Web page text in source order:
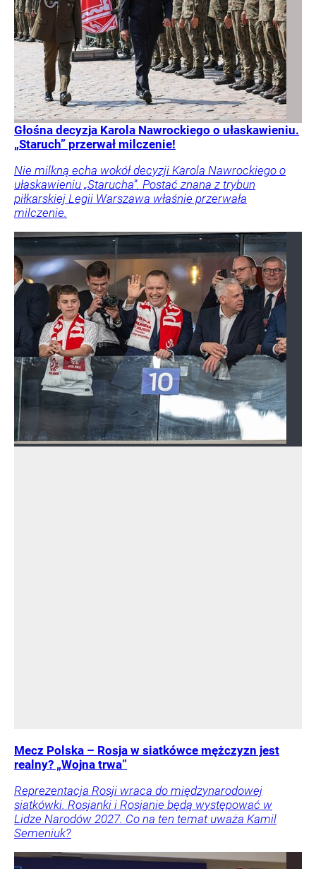
Głośna decyzja Karola Nawrockiego o ułaskawieniu.
„Staruch” przerwał milczenie!
Nie milkną echa wokół decyzji Karola Nawrockiego o
ułaskawieniu „Starucha”. Postać znana z trybun
piłkarskiej Legii Warszawa właśnie przerwała
milczenie.
Mecz Polska – Rosja w siatkówce mężczyzn jest
realny? „Wojna trwa”
Reprezentacja Rosji wraca do międzynarodowej
siatkówki. Rosjanki i Rosjanie będą występować w
Lidze Narodów 2027. Co na ten temat uważa Kamil
Semeniuk?